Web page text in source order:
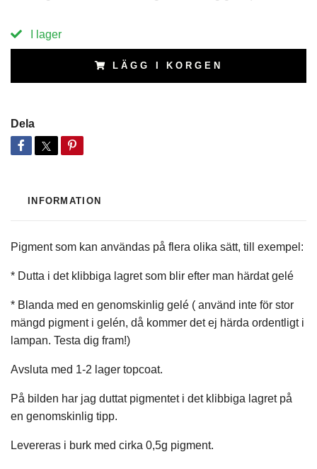
I lager
LÄGG I KORGEN
Dela
INFORMATION
Pigment som kan användas på flera olika sätt, till exempel:
* Dutta i det klibbiga lagret som blir efter man härdat gelé
* Blanda med en genomskinlig gelé ( använd inte för stor
mängd pigment i gelén, då kommer det ej härda ordentligt i
lampan. Testa dig fram!)
Avsluta med 1-2 lager topcoat.
På bilden har jag duttat pigmentet i det klibbiga lagret på
en genomskinlig tipp.
Levereras i burk med cirka 0,5g pigment.